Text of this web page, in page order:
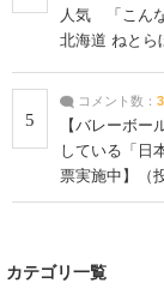
人気 「こん
北海道 ねとら
5
コメント数： 3
【バレーボ
している「日
票実施中】（
カテゴリ一覧